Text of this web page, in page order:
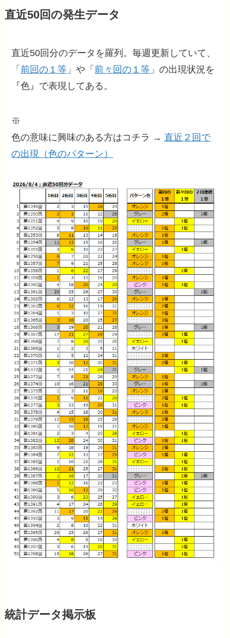
直近50回の発生データ
直近50回分のデータを羅列。毎週更新していて、
「前回の１等 」や「前々回の１等 」の出現状況を
『色』で表現してある。
※
色の意味に興味のある方はコチラ → 直近２回で
の出現（色のパターン）
統計データ掲示板